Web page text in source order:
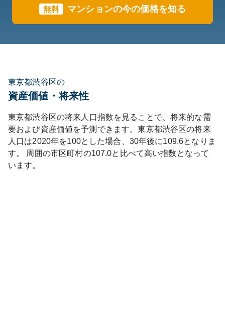
無料 マンションの今の価格を知る
東京都渋谷区の
資産価値・将来性
東京都渋谷区の将来人口指数を見ることで、将来的な需
要および資産価値を予測できます。東京都渋谷区の将来
人口は2020年を100とした場合、30年後に109.6となりま
す。
周囲の市区町村の107.0と比べて高い指数となって
います。